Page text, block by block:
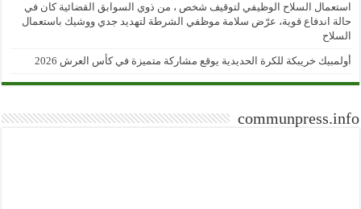
استعمال السلاح الوظيفي لتوقيف شخص ، من ذوي السوابق القضائية كان في
حالة اندفاع قوية، عرّض سلامة موظفي الشرطة لتهديد جدي ووشيك باستعمال
السلاح
أولمبيك خريبكة للكرة الحديدية يوقع مشاركة متميزة في كأس العرش 2026
communpress.info